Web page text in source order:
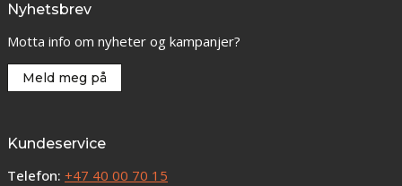
Nyhetsbrev
Motta info om nyheter og kampanjer?
Meld meg på
Kundeservice
Telefon: +47 40 00 70 15